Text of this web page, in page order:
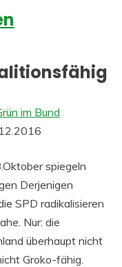
im Bund
spiegeln
Derjenigen
SPD radikalisieren
Nur: die
überhaupt nicht
Groko-fähig.